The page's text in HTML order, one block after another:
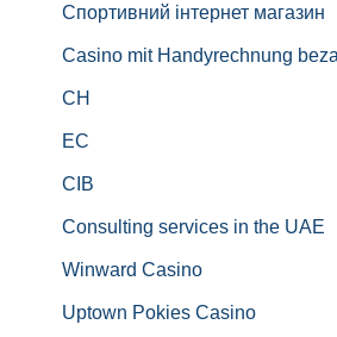
Спортивний інтернет магазин
Casino mit Handyrechnung
CH
EC
CIB
Consulting services in the UAE
Winward Casino
Uptown Pokies Casino